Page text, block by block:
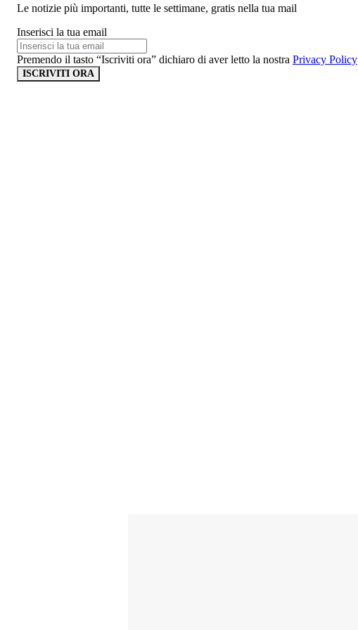
Le notizie più importanti, tutte le settimane, gratis nella tua mail
Inserisci la tua email
Premendo il tasto “Iscriviti ora” dichiaro di aver letto la nostra Privacy Policy
ISCRIVITI ORA